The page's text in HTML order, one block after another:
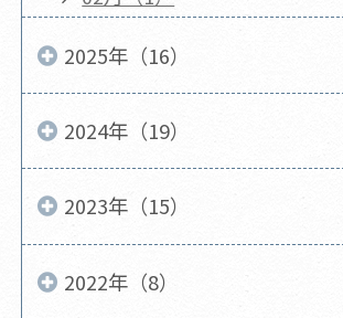
2025年（16）
2024年（19）
2023年（15）
2022年（8）